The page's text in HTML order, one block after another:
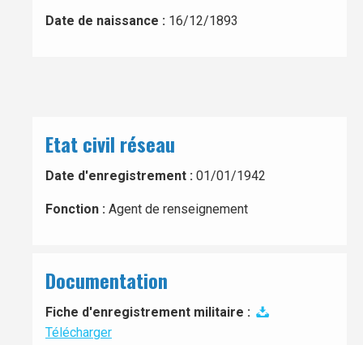
Date de naissance : 16/12/1893
Etat civil réseau
Date d'enregistrement : 01/01/1942
Fonction : Agent de renseignement
Documentation
Fiche d'enregistrement militaire :
Télécharger